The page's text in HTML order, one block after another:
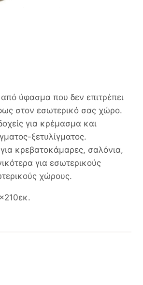
από ύφασμα που δεν επιτρέπει
στον εσωτερικό σας χώρο.
για κρέμασμα και
ξετυλίγματος.
για κρεβατοκάμαρες, σαλόνια,
για εσωτερικούς
χώρους.